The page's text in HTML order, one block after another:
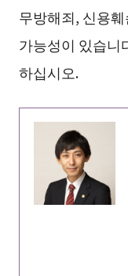
무방해죄, 신용
가능성이 있습니
하십시오.